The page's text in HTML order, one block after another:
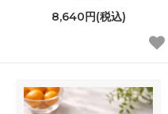
8,640円(税込)